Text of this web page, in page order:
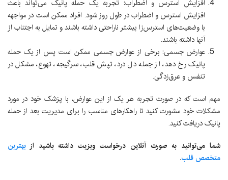
افزایش استرس و اضطراب: تجربه یک حمله پانیک می‌تواند باعث
افزایش استرس و اضطراب در طول روز شود. افراد ممکن است در مواجهه
با وضعیت‌های استرس‌زا بیشتر ناراحتی داشته باشند و تمایل به اجتناب از
آنها داشته باشند.
عوارض جسمی: برخی از عوارض جسمی ممکن است پس از یک حمله
پانیک رخ دهد، از جمله دل درد، تپش قلب، سرگیجه، تهوع، مشکل در
تنفس و عرق‌زدگی.
مهم است که در صورت تجربه هر یک از این عوارض، با پزشک خود در مورد
مشکلات خود مشورت کنید تا راهکارهای مناسب را برای مدیریت بعد از حمله
پانیک دریافت کنید.
شما می‌توانید به صورت آنلاین درخواست ویزیت داشته باشید از بهترین
متخصص قلب.